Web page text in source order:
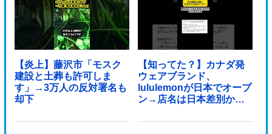
【炎上】藤沢市「モスク
建設と土葬も許可しま
す」→3万人の反対署名も
却下
【知ってた？】カナダ発
ウェアブランド、
lululemonが日本でオープ
ン→店名は日本差別から